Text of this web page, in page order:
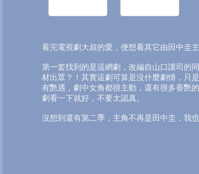
看完電視劇大叔的愛，便想看其它由田中圭主
第一套找到的是這網劇，改編自山口讓司的
材出眾？！其實這劇可算是沒什麼劇情，只
有艷遇，劇中女角都很主動，還有很多香艷
劇看一下就好，不要太認真。
沒想到還有第二季，主角不再是田中圭，我也